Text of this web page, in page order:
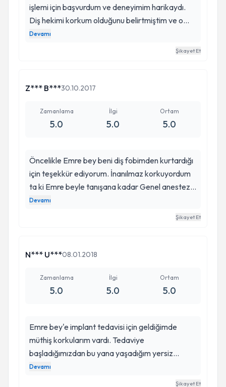
işlemi için başvurdum ve deneyimim harikaydı.
Diş hekimi korkum olduğunu belirtmiştim ve o
kadar nazik, sabırlı ve profesyonel bir yaklaşım
sergiledi ki, işlemler boyunca rahat ettim. Hem
yaşadığım tüm endişeleri giderdi ve gerçekten
arayışındaysanız, kesinlikle tavsiye ederim.
Devamı
Şikayet Et
Z*** B***30.10.2017
Zamanlama
5.0
İlgi
5.0
Ortam
5.0
Öncelikle Emre bey beni diş fobimden kurtardığı
için teşekkür ediyorum. İnanılmaz korkuyordum
ta ki Emre beyle tanışana kadar Genel anestezi
ile bu durumdan kurtuldum, uyandığımda çok acı
çekeceğimi düşünmüştüm ama yanıldım ara ara
Onca yıl boş yere diş ağrısı çekmişim kendime
Devamı
Şikayet Et
N*** U***08.01.2018
Zamanlama
5.0
İlgi
5.0
Ortam
5.0
Emre bey'e implant tedavisi için geldiğimde
müthiş korkularım vardı. Tedaviye
başladığımızdan bu yana yaşadığım yersiz
korkularıma şimdi gülüyorum. Hiç ama hiç
korktuğum gibi olmadı. Ne bir ağrı nede tedavi
Devamı
Şikayet Et